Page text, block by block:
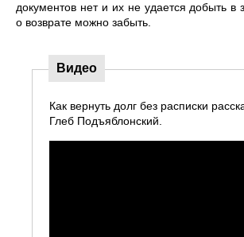
документов нет и их не удается добыть в
о возврате можно забыть.
Видео
Как вернуть долг без расписки
Глеб Подъяблонский.